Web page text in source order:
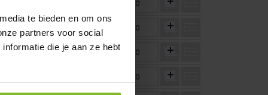
te bieden en om ons
partners voor social
die je aan ze hebt
€0,00
€360,00 €0,00
€299,20 €280,50 €0,00
€0,00